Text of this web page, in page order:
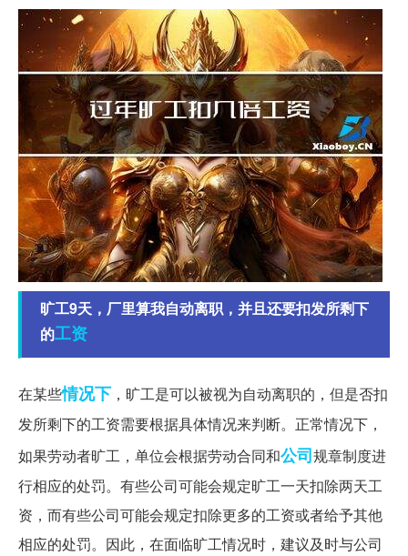
旷工9天，厂里算我自动离职，并且还要扣发所剩下
的工资
在某些情况下 ，旷工是可以被视为自动离职的，但是否扣
发所剩下的工资需要根据具体情况来判断。正常情况下，
如果劳动者旷工，单位会根据劳动合同和公司规章制度进
行相应的处罚。有些公司可能会规定旷工一天扣除两天工
资，而有些公司可能会规定扣除更多的工资或者给予其他
相应的处罚。因此，在面临旷工情况时，建议及时与公司